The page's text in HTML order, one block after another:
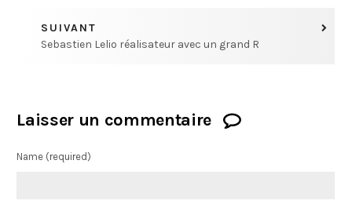
SUIVANT
Sebastien Lelio réalisateur avec un grand R
Laisser un commentaire
Name (required)